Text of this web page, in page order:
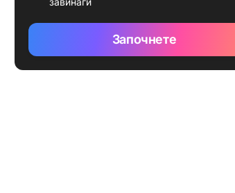
Започнете